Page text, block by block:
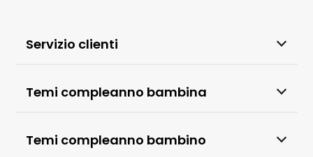
Servizio clienti
Temi compleanno bambina
Temi compleanno bambino